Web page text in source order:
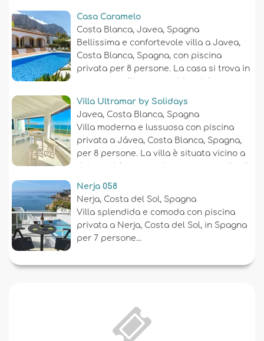
Casa Caramelo
Costa Blanca, Javea, Spagna
Bellissima e confortevole villa a Javea,
Costa Blanca, Spagna, con piscina
privata per 8 persone. La casa si trova in
Villa Ultramar by Solidays
Javea, Costa Blanca, Spagna
Villa moderna e lussuosa con piscina
privata a Jávea, Costa Blanca, Spagna,
per 8 persone. La villa è situata vicino a
Arenal....
Nerja 058
Nerja, Costa del Sol, Spagna
Villa splendida e comoda con piscina
privata a Nerja, Costa del Sol, in Spagna
per 7 persone...